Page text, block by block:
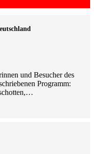
und Besucher des
Programm: